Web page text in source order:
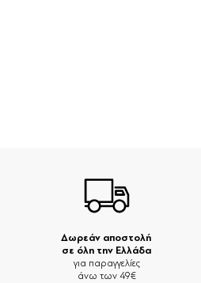
Δωρεάν αποστολή
σε όλη την Ελλάδα
για παραγγελίες
άνω των 49€